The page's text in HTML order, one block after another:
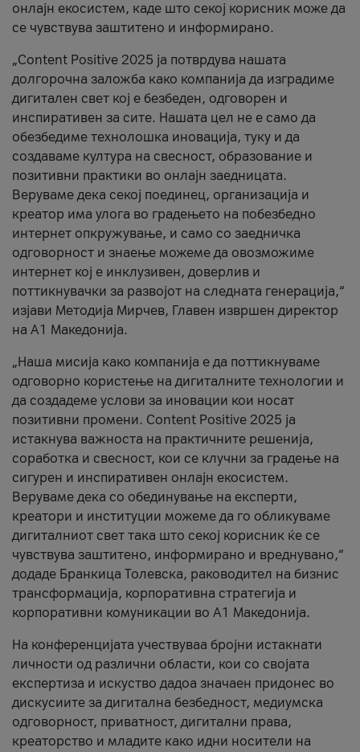
онлајн екосистем, каде што секој корисник може да
се чувствува заштитено и информирано.
„Content Positive 2025 ја потврдува нашата
долгорочна заложба како компанија да изградиме
дигитален свет кој е безбеден, одговорен и
инспиративен за сите. Нашата цел не е само да
обезбедиме технолошка иновација, туку и да
создаваме култура на свесност, образование и
позитивни практики во онлајн заедницата.
Веруваме дека секој поединец, организација и
креатор има улога во градењето на побезбедно
интернет опкружување, и само со заедничка
одговорност и знаење можеме да овозможиме
интернет кој е инклузивен, доверлив и
поттикнувачки за развојот на следната генерација,“
изјави Методија Мирчев, Главен извршен директор
на А1 Македонија.
„Наша мисија како компанија е да поттикнуваме
одговорно користење на дигиталните технологии и
да создадеме услови за иновации кои носат
позитивни промени. Content Positive 2025 ја
истакнува важноста на практичните решенија,
соработка и свесност, кои се клучни за градење на
сигурен и инспиративен онлајн екосистем.
Веруваме дека со обединување на експерти,
креатори и институции можеме да го обликуваме
дигиталниот свет така што секој корисник ќе се
чувствува заштитено, информирано и вреднувано,“
додаде Бранкица Толевска, раководител на бизнис
трансформација, корпоративна стратегија и
корпоративни комуникации во А1 Македонија.
На конференцијата учествуваа бројни истакнати
личности од различни области, кои со својата
експертиза и искуство дадоа значаен придонес во
дискусиите за дигитална безбедност, медиумска
одговорност, приватност, дигитални права,
креаторство и младите како идни носители на